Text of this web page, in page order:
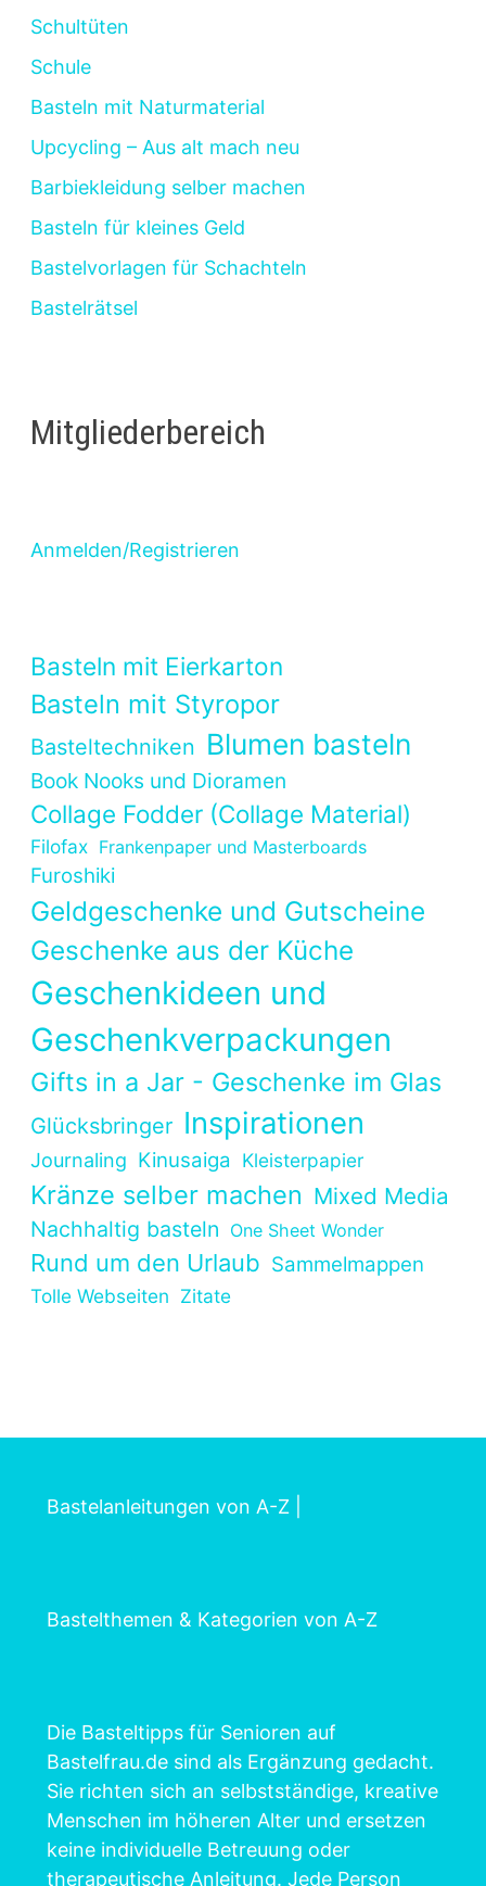
Schultüten
Schule
Basteln mit Naturmaterial
Upcycling – Aus alt mach neu
Barbiekleidung selber machen
Basteln für kleines Geld
Bastelvorlagen für Schachteln
Bastelrätsel
Mitgliederbereich
Anmelden/Registrieren
Basteln mit Eierkarton
Basteln mit Styropor
Basteltechniken Blumen basteln
Book Nooks und Dioramen
Collage Fodder (Collage Material)
Filofax Frankenpaper und Masterboards
Furoshiki
Geldgeschenke und Gutscheine
Geschenke aus der Küche
Geschenkideen und
Geschenkverpackungen
Gifts in a Jar - Geschenke im Glas
Glücksbringer Inspirationen
Journaling Kinusaiga Kleisterpapier
Kränze selber machen Mixed Media
Nachhaltig basteln One Sheet Wonder
Rund um den Urlaub Sammelmappen
Tolle Webseiten Zitate
Bastelanleitungen von A-Z|
Bastelthemen & Kategorien von A-Z
Die Basteltipps für Senioren auf
Bastelfrau.de sind als Ergänzung gedacht.
Sie richten sich an selbstständige, kreative
Menschen im höheren Alter und ersetzen
keine individuelle Betreuung oder
therapeutische Anleitung. Jede Person